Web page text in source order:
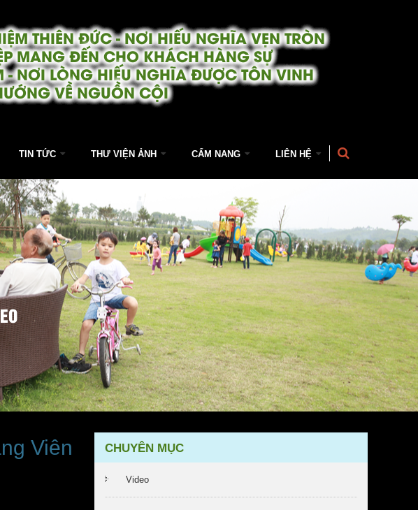
THIÊN ĐỨC - NƠI HIẾU NGHĨA VẸN TRÒN
MANG ĐẾN CHO KHÁCH HÀNG SỰ
- NƠI LÒNG HIẾU NGHĨA ĐƯỢC TÔN VINH
VỀ NGUỒN CỘI
TIN TỨC THƯ VIỆN ẢNH CẨM NANG LIÊN HỆ
Viên CHUYÊN MỤC
Video